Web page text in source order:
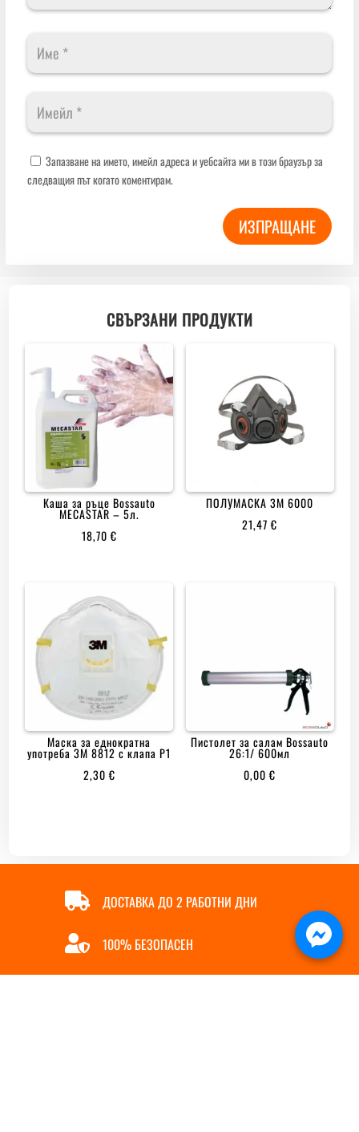
Запазване на името, имейл адреса и уебсайта ми в този браузър за
следващия път когато коментирам.
ИЗПРАЩАНЕ
СВЪРЗАНИ ПРОДУКТИ
Каша за ръце Bossauto
MECASTAR – 5л.
18,70€
ПОЛУМАСКА 3M 6000
21,47€
Маска за еднократна
употреба 3M 8812 с клапа Р1
2,30€
Пистолет за салам Bossauto
26:1/ 600мл
0,00€
 ДОСТАВКА ДО 2 РАБОТНИ ДНИ
 100% БЕЗОПАСЕН